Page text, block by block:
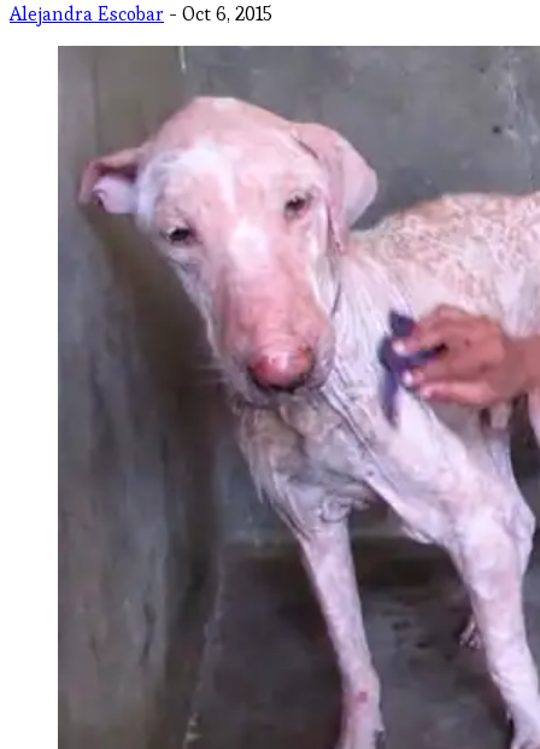
Alejandra Escobar - Oct 6, 2015